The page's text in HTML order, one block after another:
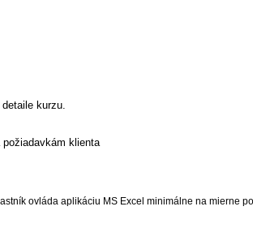
detaile kurzu.
klienta
ovláda aplikáciu MS Excel minimálne na mierne